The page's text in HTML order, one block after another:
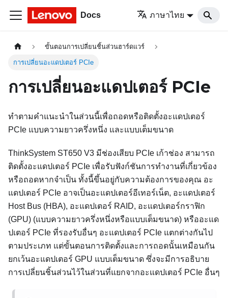
Docs ภาษาไทย
ขั้นตอนการเปลี่ยนชิ้นส่วนฮาร์ดแวร์
การเปลี่ยนอะแดปเตอร์ PCIe
การเปลี่ยนอะแดปเตอร์ PCIe
ทำตามคำแนะนำในส่วนนี้เพื่อถอดหรือติดตั้งอะแดปเตอร์
PCIe แบบความยาวครึ่งหนึ่ง และแบบเต็มขนาด
ThinkSystem ST650 V3 มีช่องเสียบ PCIe เก้าช่อง สามารถ
ติดตั้งอะแดปเตอร์ PCIe เพื่อรับฟังก์ชันการทำงานที่เกี่ยวข้อง
หรือถอดหากจำเป็น ทั้งนี้ขึ้นอยู่กับความต้องการของคุณ อะ
แดปเตอร์ PCIe อาจเป็นอะแดปเตอร์อีเทอร์เน็ต, อะแดปเตอร์
Host Bus (HBA), อะแดปเตอร์ RAID, อะแดปเตอร์กราฟิก
(GPU) (แบบความยาวครึ่งหนึ่งหรือแบบเต็มขนาด) หรืออะแด
ปเตอร์ PCIe ที่รองรับอื่นๆ อะแดปเตอร์ PCIe แตกต่างกันไป
ตามประเภท แต่ขั้นตอนการติดตั้งและการถอดนั้นเหมือนกัน
ยกเว้นอะแดปเตอร์ GPU แบบเต็มขนาด ซึ่งจะมีการอธิบาย
การเปลี่ยนชิ้นส่วนไว้ในส่วนที่แยกจากอะแดปเตอร์ PCIe อื่นๆ